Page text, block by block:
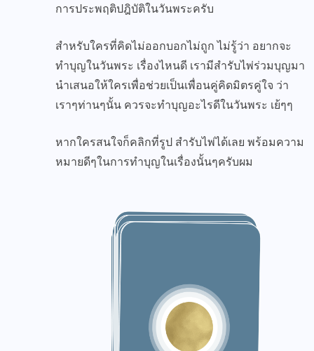
การประพฤติปฎิบัติในวันพระครับ
สำหรับใครที่คิดไม่ออกบอกไม่ถูก ไม่รู้ว่า อยากจะ
ทำบุญในวันพระ เรื่องไหนดี เรามีสำรับไพ่ร่วมบุญมา
นำเสนอให้ใครเพื่อช่วยเป็นเพื่อนคู่คิดมิตรคู่ใจ ว่า
เราๆท่านๆนั้น ควรจะทำบุญอะไรดีในวันพระ เย้ๆๆ
หากใครสนใจก็คลิกที่รูป สำรับไพ่ได้เลย พร้อมความ
หมายดีๆในการทำบุญในเรื่องนั้นๆครับผม